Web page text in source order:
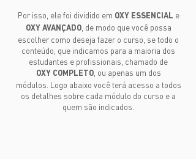
Por isso, ele foi dividido em OXY ESSENCIAL e
OXY AVANÇADO, de modo que você possa
escolher como deseja fazer o curso, se todo o
conteúdo, que indicamos para a maioria dos
estudantes e profissionais, chamado de
OXY COMPLETO, ou apenas um dos
módulos. Logo abaixo você terá acesso a todos
os detalhes sobre cada módulo do curso e a
quem são indicados.